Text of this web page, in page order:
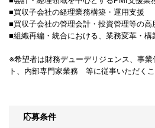
■買収子会社の経理業務構築・運用支援
■買収子会社の管理会計・投資管理等の高
■組織再編・統合における、業務変革・構
※希望者は財務デューデリジェンス、事
ト、内部専門家業務 等に従事いただく
応募条件